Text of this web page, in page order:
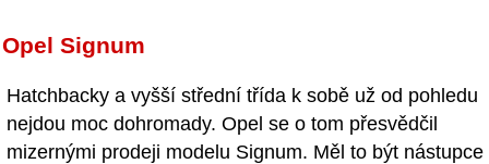
Opel Signum
Hatchbacky a vyšší střední třída k sobě už od pohledu
nejdou moc dohromady. Opel se o tom přesvědčil
mizernými prodeji modelu Signum. Měl to být nástupce